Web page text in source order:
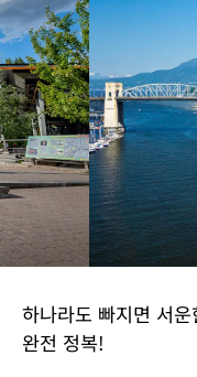
하나라도 빠지면 서
완전 정복!